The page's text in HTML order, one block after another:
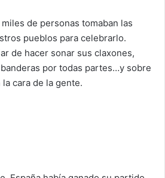
de personas tomaban las
pueblos para celebrarlo.
de hacer sonar sus claxones,
por todas partes…y sobre
cara de la gente.